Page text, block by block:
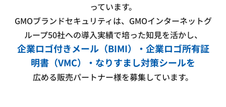
っています。
GMOブランドセキュリティは、GMOインターネットグ
ループ50社への導入実績で培った知見を活かし、
企業ロゴ付きメール（BIMI）・企業ロゴ所有証
明書（VMC）・なりすまし対策シールを
広める販売パートナー様を募集しています。